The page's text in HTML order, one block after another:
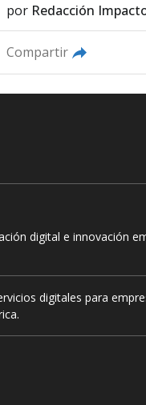
por Redacción
Compartir
digital e innovación
digitales para